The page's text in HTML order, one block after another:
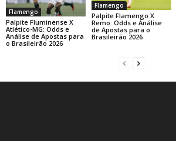
Flamengo
Palpite Fluminense X
Atlético-MG: Odds e
Análise de Apostas para
o Brasileirão 2026
Flamengo
Palpite Flamengo X
Remo: Odds e Análise
de Apostas para o
Brasileirão 2026